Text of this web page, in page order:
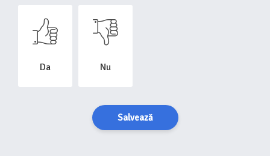
Da Nu
Salvează